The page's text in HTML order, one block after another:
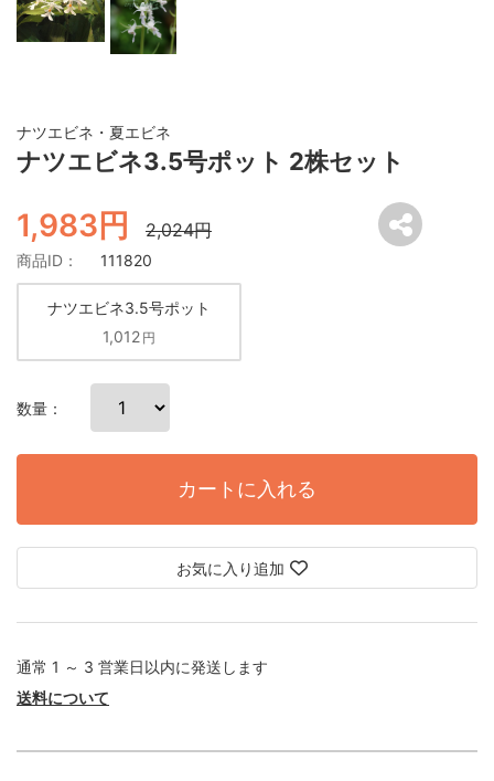
ナツエビネ・夏エビネ
ナツエビネ3.5号ポット 2株セット
1,983円 2,024円
商品ID： 111820
ナツエビネ3.5号ポット
1,012 円
数量：
カートに入れる
お気に入り追加
通常 1 ～ 3 営業日以内に発送します
送料について